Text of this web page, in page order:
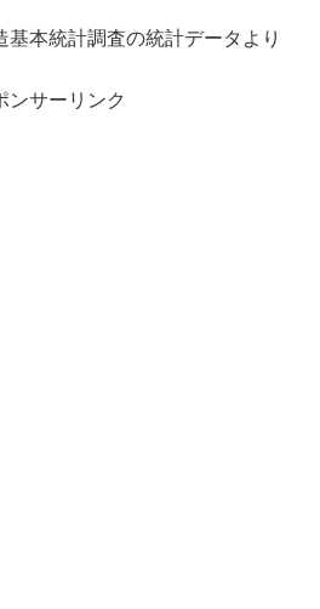
本統計調査の統計データより
ンサーリンク